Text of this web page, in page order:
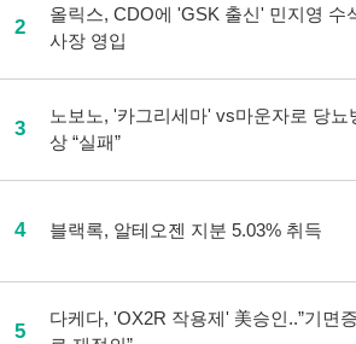
2
올릭스, CDO에 'GSK 출신' 민지영 수
사장 영입
3
노보노, '카그리세마' vs마운자로 당뇨
상 “실패”
4 블랙록, 알테오젠 지분 5.03% 취득
5
다케다, 'OX2R 작용제' 美승인..”기면